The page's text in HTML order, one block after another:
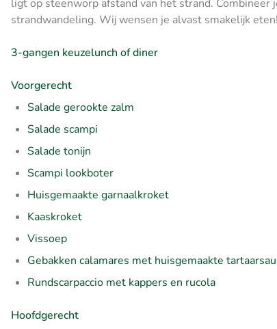
ligt op steenworp afstand van het strand.
strandwandeling. Wij wensen je alvast smakelijk eten!
3-gangen keuzelunch of diner
Voorgerecht
Salade gerookte zalm
Salade scampi
Salade tonijn
Scampi lookboter
Huisgemaakte garnaalkroket
Kaaskroket
Vissoep
Gebakken calamares met huisgemaakte
Rundscarpaccio met kappers en rucola
Hoofdgerecht